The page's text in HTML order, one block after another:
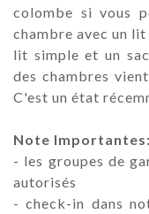
colombe si vous
chambre avec un
lit simple et un
des chambres
C'est un état
Note Importantes:
- les groupes de
autorisés
- check-in dans